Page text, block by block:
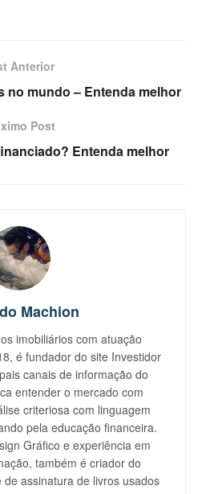
Anterior
no mundo – Entenda melhor
Post
Entenda melhor
Machion
imobiliários com atuação
é fundador do site Investidor
canais de informação do
entender o mercado com
criteriosa com linguagem
pela educação financeira.
Gráfico e experiência em
também é criador do
assinatura de livros usados